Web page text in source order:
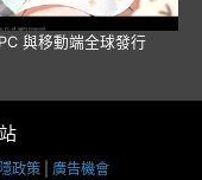
與移動端全球發行
政策 廣告機會